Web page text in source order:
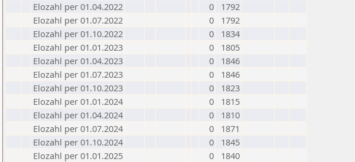
Elozahl per 01.04.2022
0
1792
Elozahl per 01.07.2022
0
1792
Elozahl per 01.10.2022
0
1834
Elozahl per 01.01.2023
0
1805
Elozahl per 01.04.2023
0
1846
Elozahl per 01.07.2023
0
1846
Elozahl per 01.10.2023
0
1823
Elozahl per 01.01.2024
0
1815
Elozahl per 01.04.2024
0
1810
Elozahl per 01.07.2024
0
1871
Elozahl per 01.10.2024
0
1845
Elozahl per 01.01.2025
0
1840